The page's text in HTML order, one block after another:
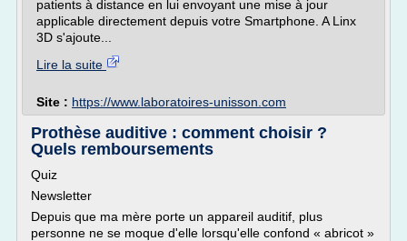
patients à distance en lui envoyant une mise à jour
applicable directement depuis votre Smartphone. A Linx
3D s'ajoute...
Lire la suite
Site : https://www.laboratoires-unisson.com
Prothèse auditive : comment choisir ?
Quels remboursements
Quiz
Newsletter
Depuis que ma mère porte un appareil auditif, plus
personne ne se moque d'elle lorsqu'elle confond « abricot »